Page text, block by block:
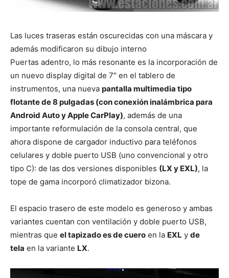
Las luces traseras están oscurecidas con una máscara y
además modificaron su dibujo interno
Puertas adentro, lo más resonante es la incorporación de
un nuevo display digital de 7″ en el tablero de
instrumentos, una nueva pantalla multimedia tipo
flotante de 8 pulgadas (con conexión inalámbrica para
Android Auto y Apple CarPlay), además de una
importante reformulación de la consola central, que
ahora dispone de cargador inductivo para teléfonos
celulares y doble puerto USB (uno convencional y otro
tipo C): de las dos versiones disponibles (LX y EXL), la
tope de gama incorporó climatizador bizona.
El espacio trasero de este modelo es generoso y ambas
variantes cuentan con ventilación y doble puerto USB,
mientras que el tapizado es de cuero en la EXL y de
tela en la variante LX.